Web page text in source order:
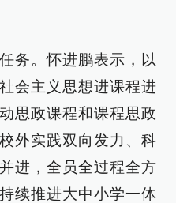
务。怀进鹏表示，以
会主义思想进课程进
思政课程和课程思政
外实践双向发力、科
进，全员全过程全方
续推进大中小学一体